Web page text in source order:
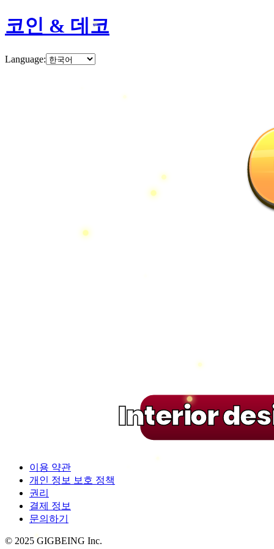
코인 & 데코
Language:
Interior
이용 약관
개인 정보 보호 정책
권리
결제 정보
문의하기
© 2025 GIGBEING Inc.